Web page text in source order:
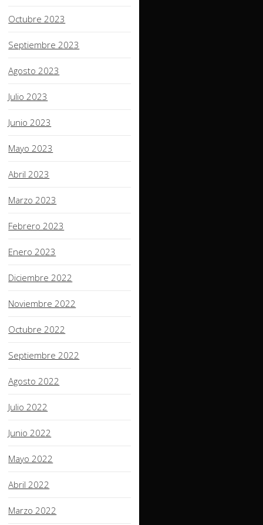
Octubre 2023
Septiembre 2023
Agosto 2023
Julio 2023
Junio 2023
Mayo 2023
Abril 2023
Marzo 2023
Febrero 2023
Enero 2023
Diciembre 2022
Noviembre 2022
Octubre 2022
Septiembre 2022
Agosto 2022
Julio 2022
Junio 2022
Mayo 2022
Abril 2022
Marzo 2022